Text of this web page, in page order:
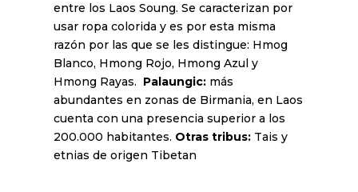
entre los Laos Soung. Se caracterizan por
usar ropa colorida y es por esta misma
razón por las que se les distingue: Hmog
Blanco, Hmong Rojo, Hmong Azul y
Hmong Rayas. Palaungic: más
abundantes en zonas de Birmania, en Laos
cuenta con una presencia superior a los
200.000 habitantes. Otras tribus: Tais y
etnias de origen Tibetan